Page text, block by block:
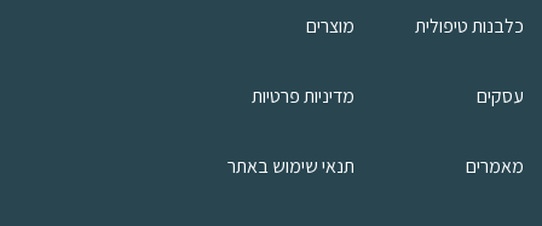
כלבנות טיפולית
עסקים
מאמרים
מוצרים
מדיניות פרטיות
תנאי שימוש באתר